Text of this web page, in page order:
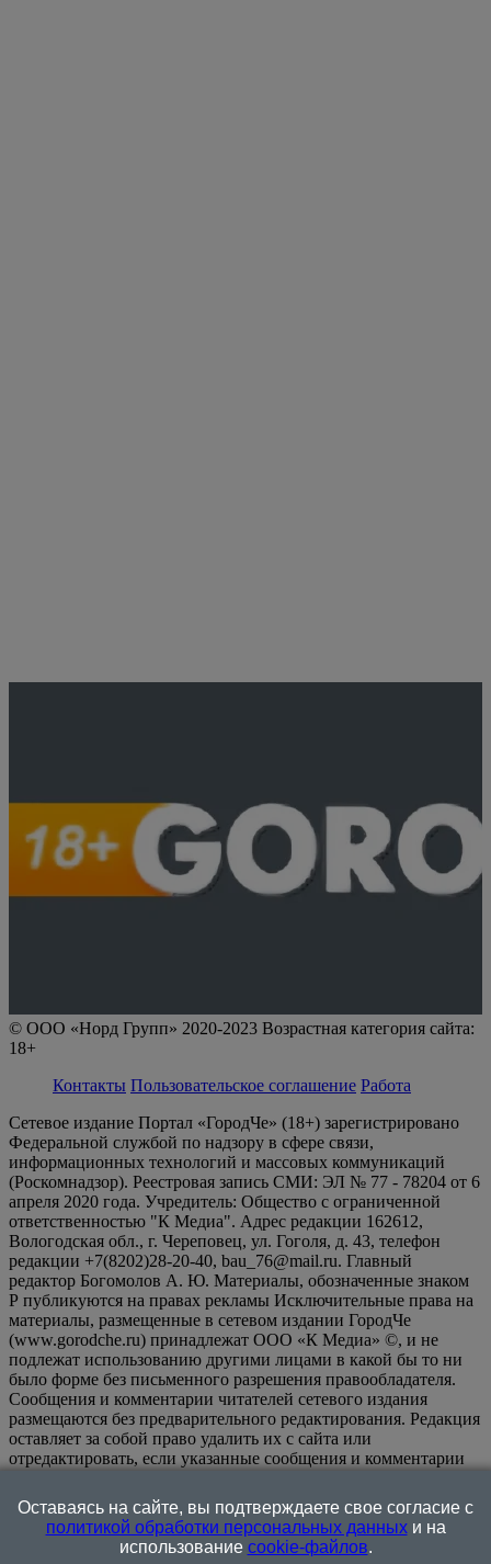
© ООО «Норд Групп» 2020-2023 Возрастная категория сайта:
18+
Контакты Пользовательское соглашение Работа
Сетевое издание Портал «ГородЧе» (18+) зарегистрировано
Федеральной службой по надзору в сфере связи,
информационных технологий и массовых коммуникаций
(Роскомнадзор). Реестровая запись СМИ: ЭЛ № 77 - 78204 от 6
апреля 2020 года. Учредитель: Общество с ограниченной
ответственностью "К Медиа". Адрес редакции 162612,
Вологодская обл., г. Череповец, ул. Гоголя, д. 43, телефон
редакции +7(8202)28-20-40, bau_76@mail.ru. Главный
редактор Богомолов А. Ю. Материалы, обозначенные знаком
Р публикуются на правах рекламы Исключительные права на
материалы, размещенные в сетевом издании ГородЧе
(www.gorodche.ru) принадлежат ООО «К Медиа» ©, и не
подлежат использованию другими лицами в какой бы то ни
было форме без письменного разрешения правообладателя.
Сообщения и комментарии читателей сетевого издания
размещаются без предварительного редактирования. Редакция
оставляет за собой право удалить их с сайта или
отредактировать, если указанные сообщения и комментарии
или нарушением иных требований закона.
информационном ресурсе применяются рекомендательные
технологии (информационные технологии предоставления
информации на основе сбора, систематизации и анализа
Оставаясь на сайте, вы подтверждаете свое согласие с
политикой обработки персональных данныхи на
использование cookie-файлов.